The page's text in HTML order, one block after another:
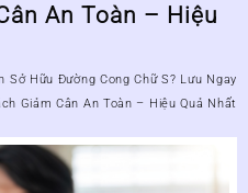
An Toàn – Hiệu
Sở Hữu Đường Cong Chữ S? Lưu Ngay
Giảm Cân An Toàn – Hiệu Quả Nhất